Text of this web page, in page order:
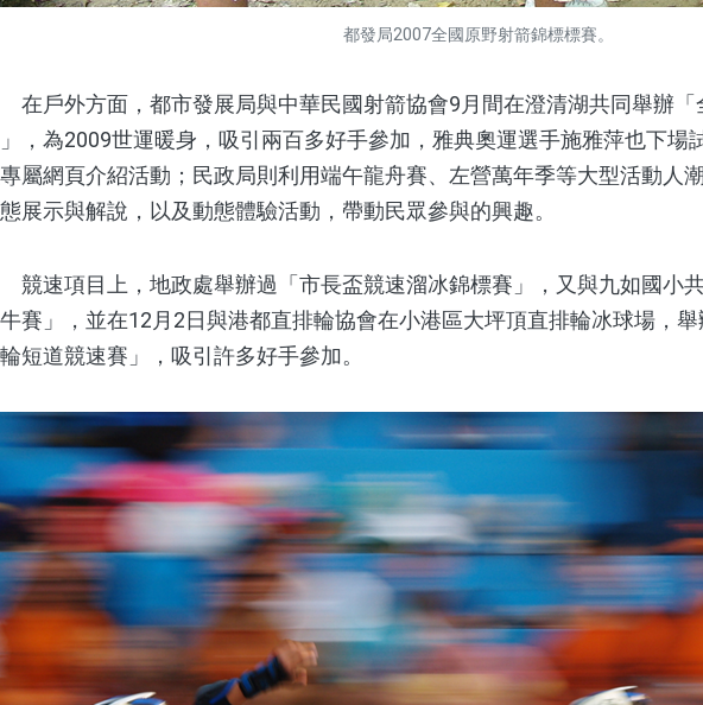
都發局2007全國原野射箭錦標標賽。
戶外方面，都市發展局與中華民國射箭協會9月間在澄清湖共同舉辦「
，為2009世運暖身，吸引兩百多好手參加，雅典奧運選手施雅萍也下場
屬網頁介紹活動；民政局則利用端午龍舟賽、左營萬年季等大型活動人
展示與解說，以及動態體驗活動，帶動民眾參與的興趣。
速項目上，地政處舉辦過「市長盃競速溜冰錦標賽」，又與九如國小
賽」，並在12月2日與港都直排輪協會在小港區大坪頂直排輪冰球場，
短道競速賽」，吸引許多好手參加。